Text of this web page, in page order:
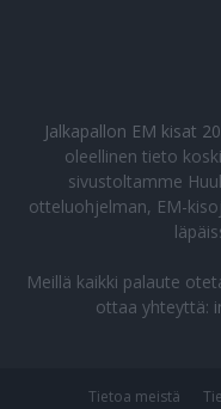
Jalkapallon EM kisat
oleellinen tieto
sivustoltamme
otteluohjelman, EM-
Meillä kaikki palaute
ottaa yhteyttä:
Tietoa meistä